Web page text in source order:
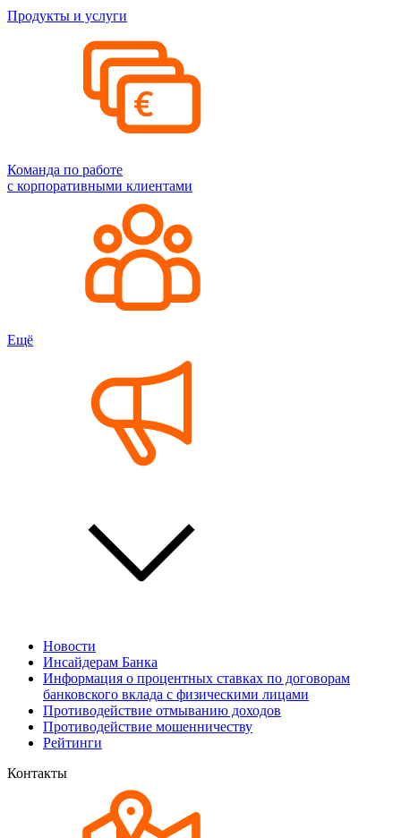
Продукты и услуги
Команда по работе
с корпоративными клиентами
Ещё
Новости
Инсайдерам Банка
Информация о процентных ставках по договорам
банковского вклада с физическими лицами
Противодействие отмыванию доходов
Противодействие мошенничеству
Рейтинги
Контакты